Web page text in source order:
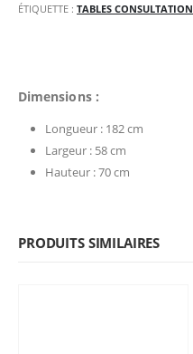
ÉTIQUETTE : TABLES CONSULTATION
Dimensions :
Longueur : 182 cm
Largeur : 58 cm
Hauteur : 70 cm
PRODUITS SIMILAIRES